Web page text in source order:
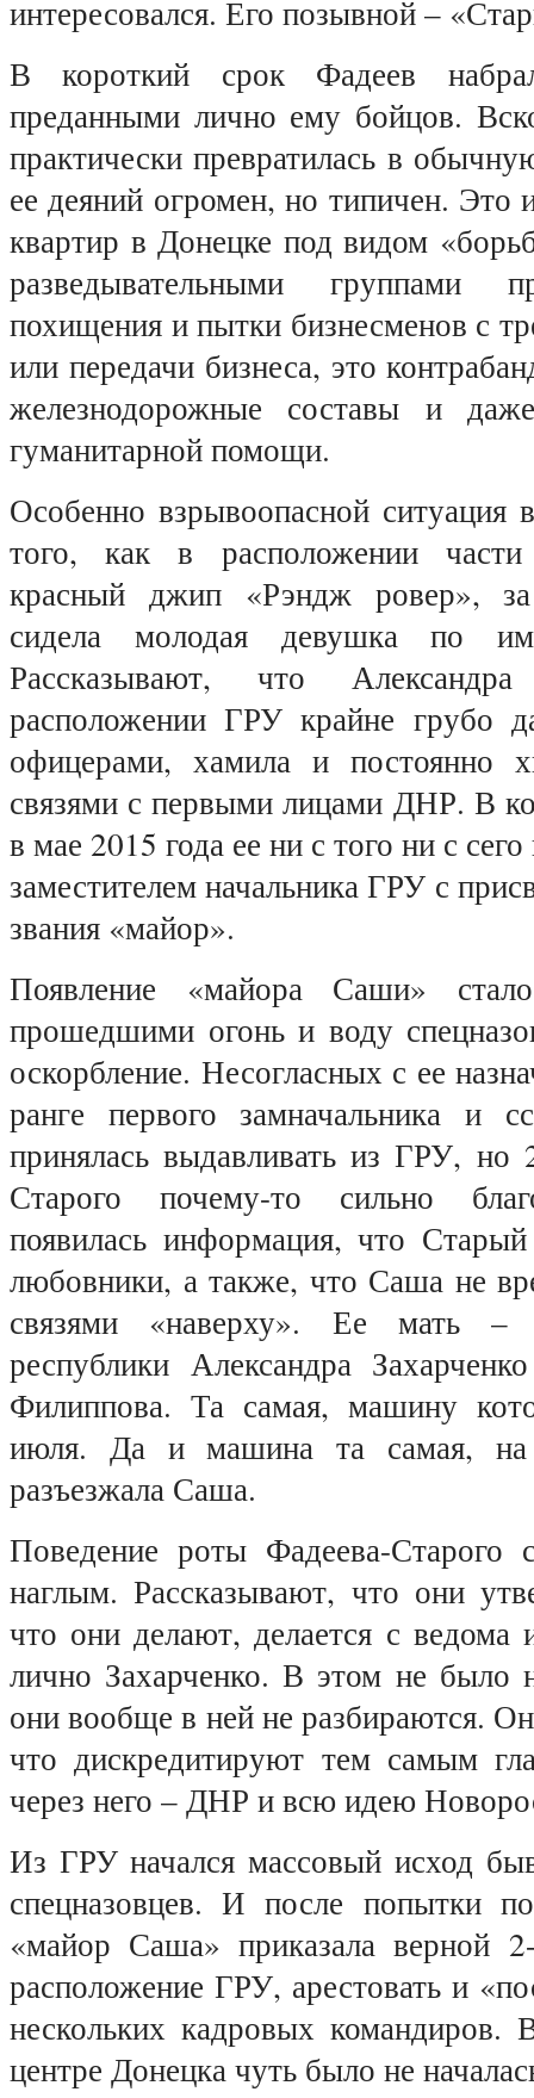
интересовался. Его позывной –
В короткий срок Фадеев
преданными лично ему бойцов.
практически превратилась в
ее деяний огромен, но типичен. Это
квартир в Донецке под видом
разведывательными группами
похищения и пытки бизнесменов с
или передачи бизнеса, это
железнодорожные составы и
гуманитарной помощи.
Особенно взрывоопасной ситуация
того, как в расположении части
красный джип «Рэндж ровер»,
сидела молодая девушка по
Рассказывают, что
расположении ГРУ крайне грубо
офицерами, хамила и постоянно
связями с первыми лицами ДНР. В
в мае 2015 года ее ни с того ни с
заместителем начальника ГРУ с
звания «майор».
Появление «майора Саши» стало
прошедшими огонь и воду
оскорбление. Несогласных с ее
ранге первого замначальника и
принялась выдавливать из ГРУ, но
Старого почему-то сильно
появилась информация, что
любовники, а также, что Саша не
связями «наверху». Ее мать –
республики Александра
Филиппова. Та самая, машину
июля. Да и машина та самая, на
разъезжала Саша.
Поведение роты Фадеева-Старого
наглым. Рассказывают, что они
что они делают, делается с ведома
лично Захарченко. В этом не было
они вообще в ней не разбираются.
что дискредитируют тем самым
через него – ДНР и всю идею
Из ГРУ начался массовый исход
спецназовцев. И после попытки
«майор Саша» приказала верной
расположение ГРУ, арестовать и
нескольких кадровых командиров.
центре Донецка чуть было не